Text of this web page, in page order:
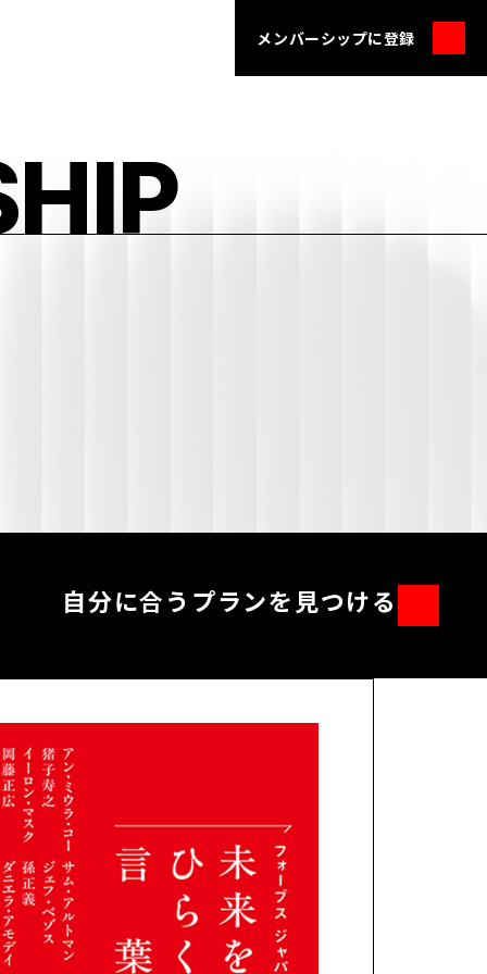
メンバーシップに登録
自分に合うプランを見つける